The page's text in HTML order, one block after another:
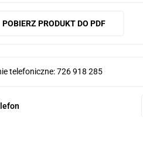
POBIERZ PRODUKT DO PDF
telefoniczne: 726 918 285